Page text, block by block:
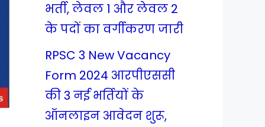
भर्ती, लेवल 1 और लेवल 2
के पदों का वर्गीकरण जारी
RPSC 3 New Vacancy
Form 2024 आरपीएससी
की 3 नई भर्तियों के
ऑनलाइन आवेदन शुरू,